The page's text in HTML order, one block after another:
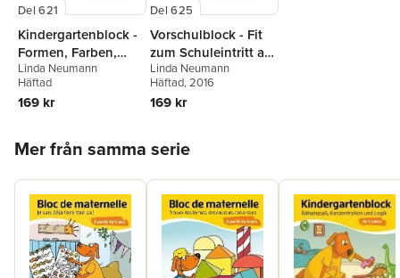
Del 621
Kindergartenblock -
Formen, Farben,
Fehler finden ab 4
Jahre
Linda Neumann
Häftad
169 kr
Del 625
Vorschulblock - Fit
zum Schuleintritt ab
5 Jahre
Linda Neumann
Häftad, 2016
169 kr
Mer från samma serie